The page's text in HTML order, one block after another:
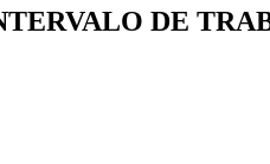
DE